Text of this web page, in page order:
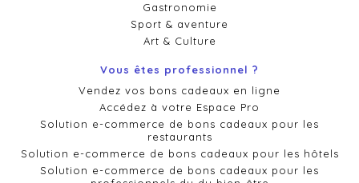
Gastronomie
Sport & aventure
Art & Culture
Vous êtes professionnel ?
Vendez vos bons cadeaux en ligne
Accédez à votre Espace Pro
Solution e-commerce de bons cadeaux pour les
restaurants
Solution e-commerce de bons cadeaux pour les hôtels
Solution e-commerce de bons cadeaux pour les